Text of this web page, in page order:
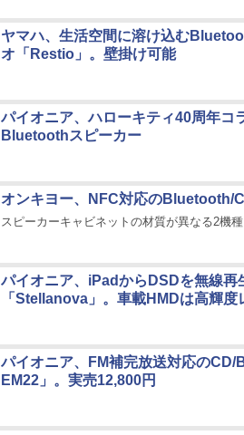
ヤマハ、生活空間に溶け込む
オ「Restio」。壁掛け可能
パイオニア、ハローキティ40周年コ
Bluetoothスピーカー
オンキヨー、NFC対応のBluetooth/
スピーカーキャビネットの材質が異なる2機種
パイオニア、iPadからDSDを無線再
「Stellanova」。車載HMDは高輝度
パイオニア、FM補完放送対応の
EM22」。実売12,800円